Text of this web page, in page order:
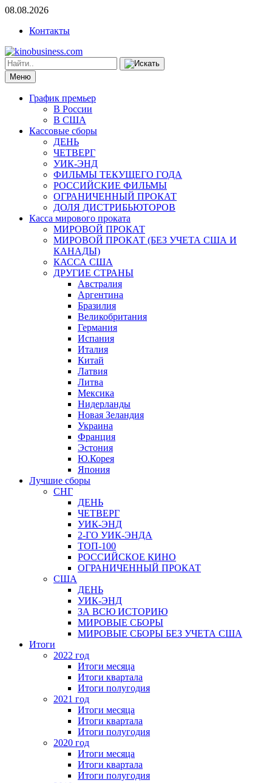
08.08.2026
Контакты
Меню
График премьер
В России
В США
Кассовые сборы
ДЕНЬ
ЧЕТВЕРГ
УИК-ЭНД
ФИЛЬМЫ ТЕКУЩЕГО ГОДА
РОССИЙСКИЕ ФИЛЬМЫ
ОГРАНИЧЕННЫЙ ПРОКАТ
ДОЛЯ ДИСТРИБЬЮТОРОВ
Касса мирового проката
МИРОВОЙ ПРОКАТ
МИРОВОЙ ПРОКАТ (БЕЗ УЧЕТА США И
КАНАДЫ)
КАССА США
ДРУГИЕ СТРАНЫ
Австралия
Аргентина
Бразилия
Великобритания
Германия
Испания
Италия
Китай
Латвия
Литва
Мексика
Нидерланды
Новая Зеландия
Украина
Франция
Эстония
Ю.Корея
Япония
Лучшие сборы
СНГ
ДЕНЬ
ЧЕТВЕРГ
УИК-ЭНД
2-ГО УИК-ЭНДА
ТОП-100
РОССИЙСКОЕ КИНО
ОГРАНИЧЕННЫЙ ПРОКАТ
США
ДЕНЬ
УИК-ЭНД
ЗА ВСЮ ИСТОРИЮ
МИРОВЫЕ СБОРЫ
МИРОВЫЕ СБОРЫ БЕЗ УЧЕТА США
Итоги
2022 год
Итоги месяца
Итоги квартала
Итоги полугодия
2021 год
Итоги месяца
Итоги квартала
Итоги полугодия
2020 год
Итоги месяца
Итоги квартала
Итоги полугодия